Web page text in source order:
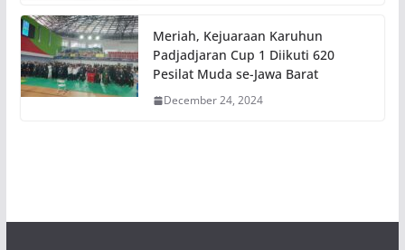
Meriah, Kejuaraan Karuhun
Padjadjaran Cup 1 Diikuti 620
Pesilat Muda se-Jawa Barat
December 24, 2024